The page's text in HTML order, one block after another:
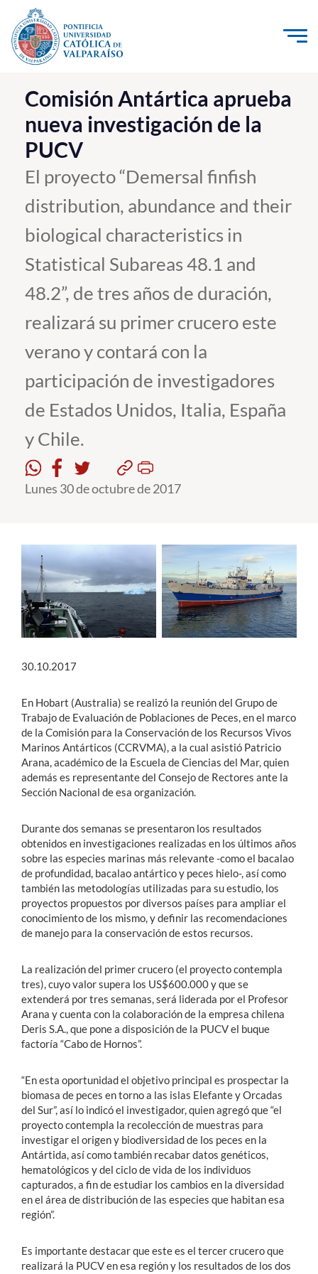
Click acá para ir directamente al contenido
La Universidad
Investigación, Creación e Innovación
PUCV Internacional
Vinculación con el Medio
Admisión
Estudiantes
Académicos
Funcionarios
Alumni
English
Comisión Antártica aprueba
nueva investigación de la
PUCV
El proyecto “Demersal finfish
distribution, abundance and their
biological characteristics in
Statistical Subareas 48.1 and
48.2”, de tres años de duración,
realizará su primer crucero este
verano y contará con la
participación de investigadores
de Estados Unidos, Italia, España
y Chile.
Lunes 30 de octubre de 2017
30.10.2017
En Hobart (Australia) se realizó la reunión del Grupo de
Trabajo de Evaluación de Poblaciones de Peces, en el marco
de la Comisión para la Conservación de los Recursos Vivos
Marinos Antárticos (CCRVMA), a la cual asistió Patricio
Arana, académico de la Escuela de Ciencias del Mar, quien
además es representante del Consejo de Rectores ante la
Sección Nacional de esa organización.
Durante dos semanas se presentaron los resultados
obtenidos en investigaciones realizadas en los últimos años
sobre las especies marinas más relevante -como el bacalao
de profundidad, bacalao antártico y peces hielo-, así como
también las metodologías utilizadas para su estudio, los
proyectos propuestos por diversos países para ampliar el
conocimiento de los mismo, y definir las recomendaciones
de manejo para la conservación de estos recursos.
La realización del primer crucero (el proyecto contempla
tres), cuyo valor supera los US$600.000 y que se
extenderá por tres semanas, será liderada por el Profesor
Arana y cuenta con la colaboración de la empresa chilena
Deris S.A., que pone a disposición de la PUCV el buque
factoría “Cabo de Hornos”.
“En esta oportunidad el objetivo principal es prospectar la
biomasa de peces en torno a las islas Elefante y Orcadas
del Sur”, así lo indicó el investigador, quien agregó que “el
proyecto contempla la recolección de muestras para
investigar el origen y biodiversidad de los peces en la
Antártida, así como también recabar datos genéticos,
hematológicos y del ciclo de vida de los individuos
capturados, a fin de estudiar los cambios en la diversidad
en el área de distribución de las especies que habitan esa
región”.
Es importante destacar que este es el tercer crucero que
realizará la PUCV en esa región y los resultados de los dos